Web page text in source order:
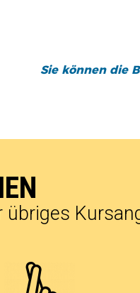
Sie können die
übriges